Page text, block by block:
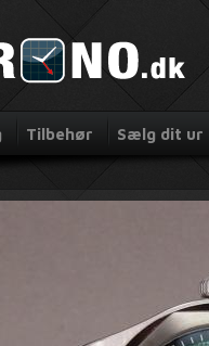
Tilbehør Sælg dit ur